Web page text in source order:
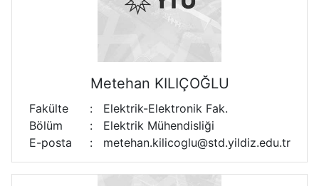
Metehan KILIÇOĞLU
Fakülte :
Elektrik-Elektronik Fak.
Bölüm
:
Elektrik Mühendisliği
E-posta
: metehan.kilicoglu@std.yildiz.edu.tr